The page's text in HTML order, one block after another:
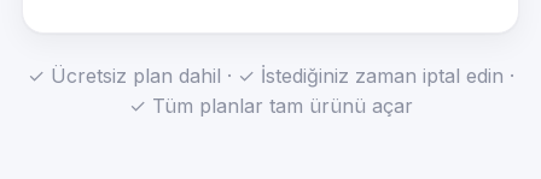
✓ Ücretsiz plan dahil · ✓ İstediğiniz zaman iptal edin ·
✓ Tüm planlar tam ürünü açar